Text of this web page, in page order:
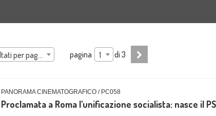
20 risultati per pagina pagina 1 di 3
PANORAMA CINEMATOGRAFICO / PC058
Proclamata a Roma l'unificazione socialista: nasce il